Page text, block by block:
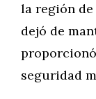
la región
dejó de
seguridad